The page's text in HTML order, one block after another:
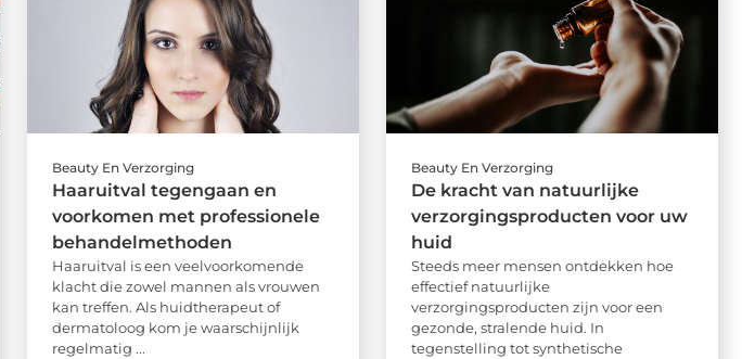
Beauty En Verzorging
Haaruitval tegengaan en
voorkomen met professionele
behandelmethoden
Haaruitval is een veelvoorkomende
klacht die zowel mannen als vrouwen
kan treffen. Als huidtherapeut of
dermatoloog kom je waarschijnlijk
regelmatig ...
Beauty En Verzorging
De kracht van natuurlijke
verzorgingsproducten voor uw
huid
Steeds meer mensen ontdekken hoe
effectief natuurlijke
verzorgingsproducten zijn voor een
gezonde, stralende huid. In
tegenstelling tot synthetische